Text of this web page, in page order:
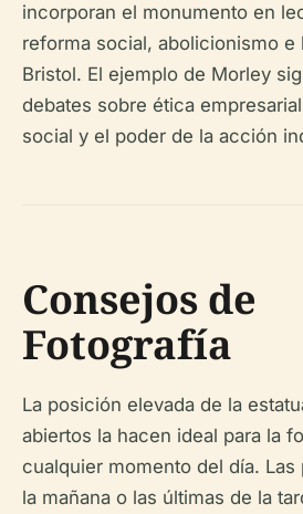
incorporan el monumento en
reforma social, abolicionismo e
Bristol. El ejemplo de Morley
debates sobre ética
social y el poder de la acción
Consejos de
Fotografía
La posición elevada de la
abiertos la hacen ideal para la
cualquier momento del día. Las
la mañana o las últimas de la